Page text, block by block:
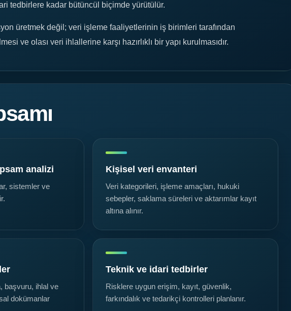
tedbirlere kadar bütüncül biçimde yürütülür.
üretmek değil; veri işleme faaliyetlerinin iş birimleri tarafından
ve olası veri ihlallerine karşı hazırlıklı bir yapı kurulmasıdır.
analizi
sistemler ve
Kişisel veri envanteri
Veri kategorileri, işleme amaçları, hukuki
sebepler, saklama süreleri ve aktarımlar kayıt
altına alınır.
başvuru, ihlal ve
dokümanlar
Teknik ve idari tedbirler
Risklere uygun erişim, kayıt, güvenlik,
farkındalık ve tedarikçi kontrolleri planlanır.